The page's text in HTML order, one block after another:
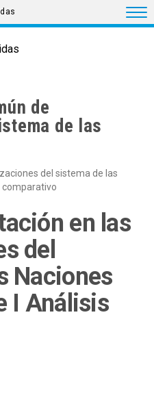
de
de las
del sistema de las
comparativo
en las
del
Naciones
I Análisis